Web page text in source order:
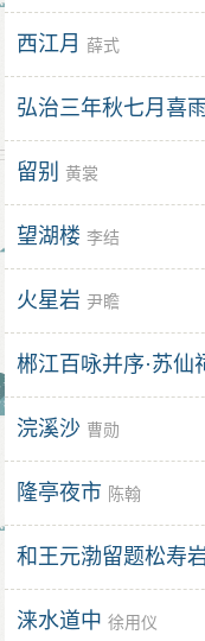
西江月 薛式
弘治三年秋七月喜
留别 黄裳
望湖楼 李结
火星岩 尹瞻
郴江百咏并序·苏仙
浣溪沙 曹勋
隆亭夜市 陈翰
和王元渤留题松寿
涞水道中 徐用仪